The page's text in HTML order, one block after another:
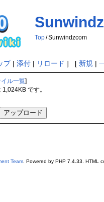
Top /Sunwindzcom
プ| 添付| リロード ] [ 新規 |
ル一覧
です。
Team. Powered by PHP 7.4.33. HTML